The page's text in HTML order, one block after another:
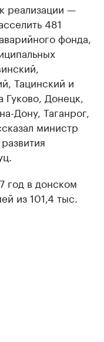
реализации —
481
фонда,
Тацинский и
Донецк,
Дону, Таганрог,
министр
год в донском
из 101,4 тыс.